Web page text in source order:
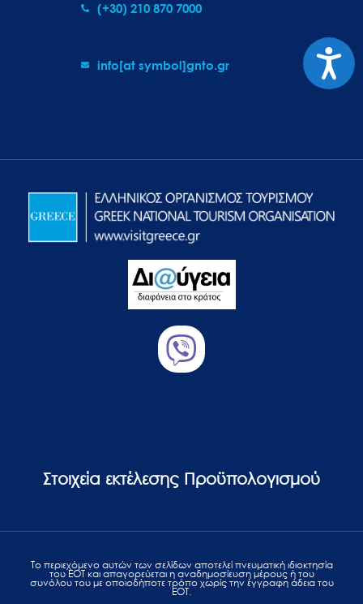
(+30) 210 870 7000
info[at symbol]gnto.gr
Στοιχεία εκτέλεσης Προϋπολογισμού
Το περιεχόμενο αυτών των σελίδων αποτελεί πvευματική ιδιοκτησία
του ΕΟΤ και απαγορεύεται η αναδημοσίευση μέρους ή του
συνόλου του με οποιοδήποτε τρόπο χωρίς την έγγραφη άδεια του
ΕΟΤ.